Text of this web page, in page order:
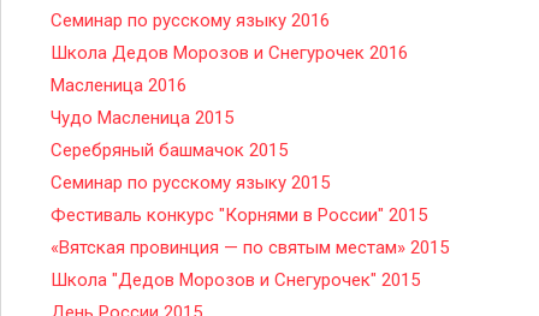
Семинар по русскому языку 2016
Школа Дедов Морозов и Снегурочек 2016
Масленица 2016
Чудо Масленица 2015
Серебряный башмачок 2015
Семинар по русскому языку 2015
Фестиваль конкурс "Корнями в России" 2015
«Вятская провинция — по святым местам» 2015
Школа "Дедов Морозов и Снегурочек" 2015